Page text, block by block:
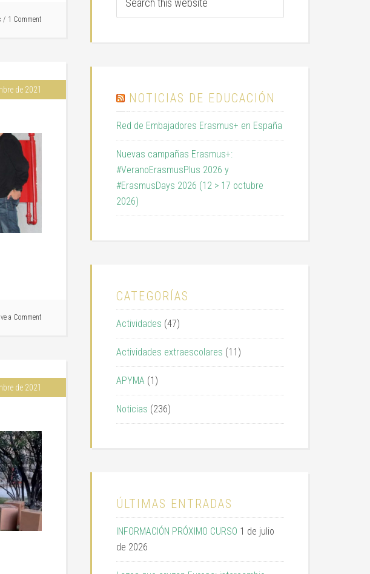
1 Comment
de 2021
a Comment
de 2021
NOTICIAS DE EDUCACIÓN
Red de Embajadores Erasmus+ en España
Nuevas campañas Erasmus+:
#VeranoErasmusPlus 2026 y
#ErasmusDays 2026 (12 > 17 octubre
2026)
CATEGORÍAS
Actividades (47)
Actividades extraescolares (11)
APYMA (1)
Noticias (236)
ÚLTIMAS ENTRADAS
INFORMACIÓN PRÓXIMO CURSO 1 de julio
de 2026